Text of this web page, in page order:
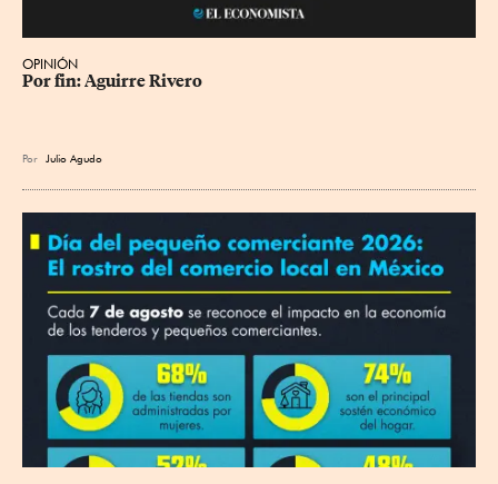
OPINIÓN
Por fin: Aguirre Rivero
Por Julio Agudo